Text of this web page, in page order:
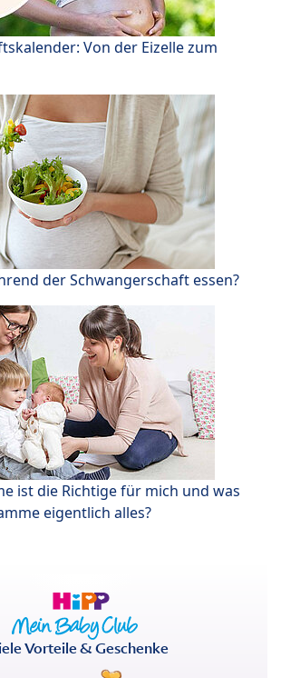
Von der Eizelle zum
der Schwangerschaft essen?
ist die Richtige für mich und was
eigentlich alles?
Vorteile & Geschenke